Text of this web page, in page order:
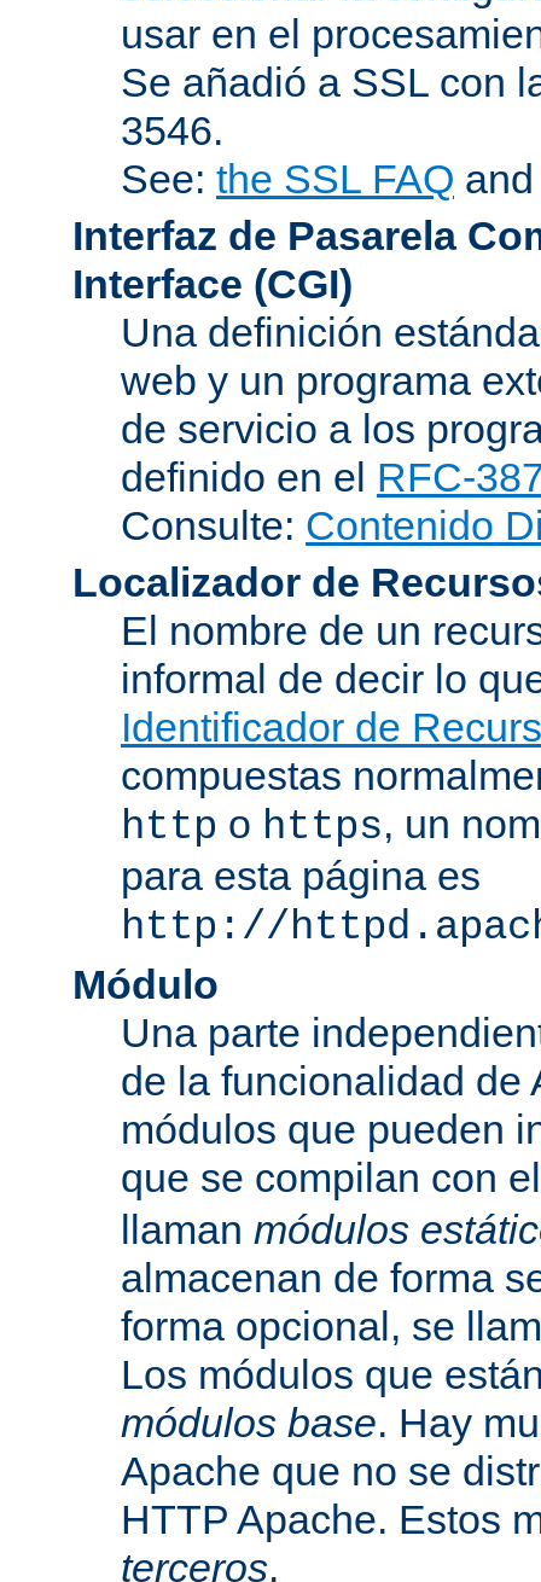
usar en el
Se añadió a SSL con
3546.
See: the SSL FAQ
Interfaz de Pasarela
Interface (CGI)
Una definición
web y un programa
de servicio a los
definido en el RFC-
Consulte: Contenido
Localizador de
El nombre de un
informal de decir lo
Identificador de
compuestas
http o https, un
para esta página es
http://
Módulo
Una parte
de la funcionalidad de
módulos que pueden
que se compilan con
llaman módulos
almacenan de forma
forma opcional, se
Los módulos que
módulos base. Hay
Apache que no se
HTTP Apache. Estos
terceros.